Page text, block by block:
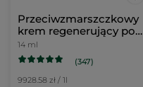
Przeciwzmarszczkowy
krem regenerujący pod
oczy
14 ml
(347)
9928.58 zł / 1l